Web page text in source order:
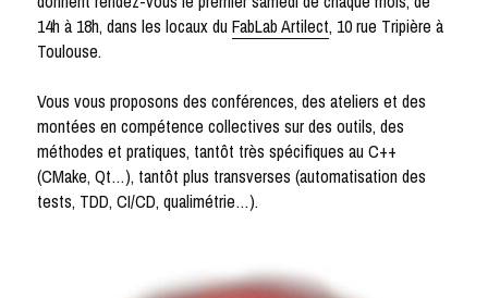
14h à 18h, dans les locaux du FabLab Artilect, 10 rue Tripière à
Toulouse.
Vous vous proposons des conférences, des ateliers et des
montées en compétence collectives sur des outils, des
méthodes et pratiques, tantôt très spécifiques au C++
(CMake, Qt…), tantôt plus transverses (automatisation des
tests, TDD, CI/CD, qualimétrie…).